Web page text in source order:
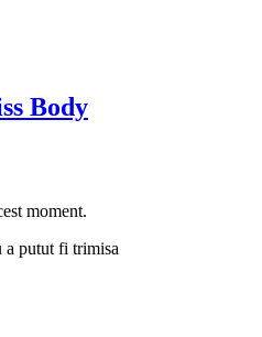
Body
moment.
a putut fi trimisa